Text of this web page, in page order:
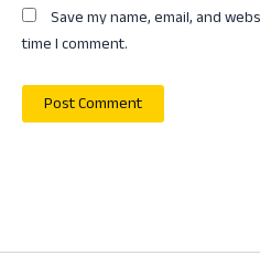
Save my name, email, and
time I comment.